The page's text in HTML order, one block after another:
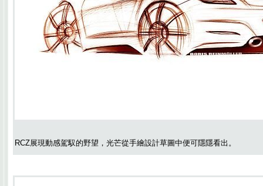
RCZ展現動感駕馭的野望，光芒從手繪設計草圖中便可隱隱看出。